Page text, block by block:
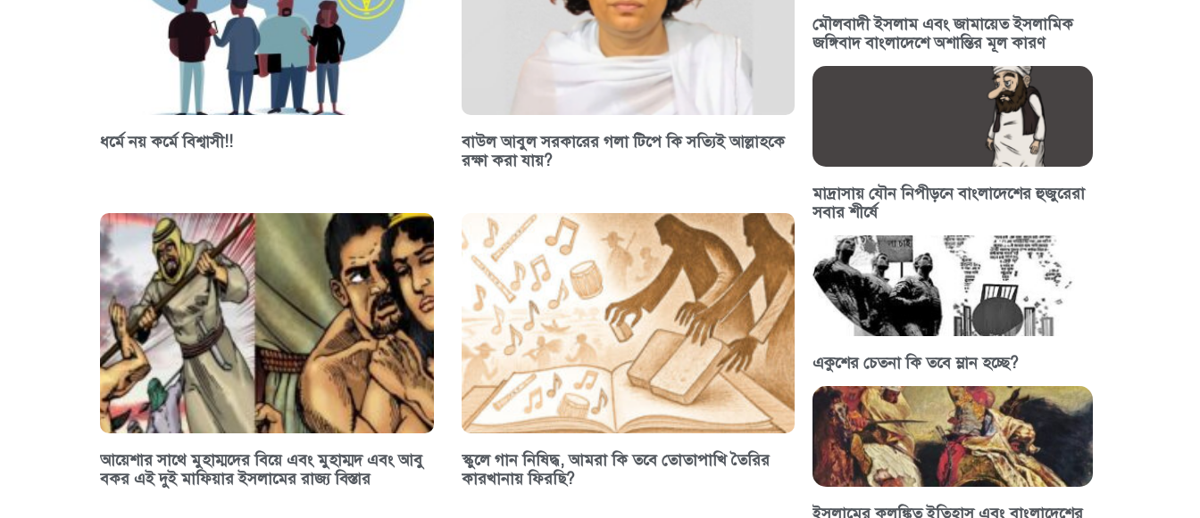
ধর্মে নয় কর্মে বিশ্বাসী!!
বাউল আবুল সরকারের গলা টিপে কি সত্যিই আল্লাহকে
রক্ষা করা যায়?
আয়েশার সাথে মুহাম্মদের বিয়ে এবং মুহাম্মদ এবং আবু
বকর এই দুই মাফিয়ার ইসলামের রাজ্য বিস্তার
স্কুলে গান নিষিদ্ধ, আমরা কি তবে তোতাপাখি তৈরির
কারখানায় ফিরছি?
মৌলবাদী ইসলাম এবং জামায়েত ইসলামিক
জঙ্গিবাদ বাংলাদেশে অশান্তির মূল কারণ
মাদ্রাসায় যৌন নিপীড়নে বাংলাদেশের হুজুরেরা
সবার শীর্ষে
একুশের চেতনা কি তবে ম্লান হচ্ছে?
ইসলামের কলঙ্কিত ইতিহাস এবং বাংলাদেশের